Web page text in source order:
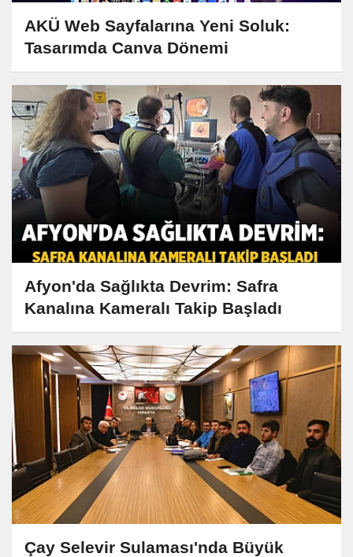
AKÜ Web Sayfalarına Yeni Soluk:
Tasarımda Canva Dönemi
Afyon'da Sağlıkta Devrim: Safra
Kanalına Kameralı Takip Başladı
Çay Selevir Sulaması'nda Büyük